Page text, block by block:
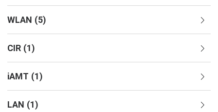
WLAN (5)
CIR (1)
iAMT (1)
LAN (1)